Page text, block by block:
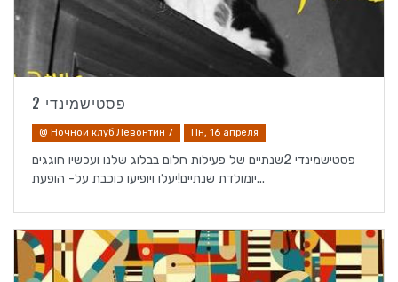
פסטישמינדי 2
@ Ночной клуб Левонтин 7 Пн, 16 апреля
פסטישמינדי 2שנתיים של פעילות חלום בבלוג שלנו ועכשיו חוגגים
יומולדת שנתיים!יעלו ויופיעו כוכבת על- הופעת...